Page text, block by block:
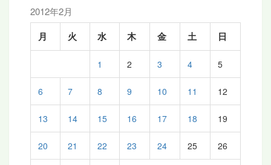
2012年2月
月 火 水 木 金 土 日
1 2 3 4 5
6 7 8 9 10 11 12
13 14 15 16 17 18 19
20 21 22 23 24 25 26